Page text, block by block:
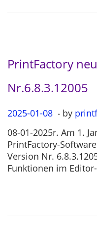
PrintFactory
Nr.6.8.3.12005
P
s
t
e
d
2025-01-08 2
2
5
-
0
. by
08-01-2025r. Am 1.
PrintFactory-
Version Nr.
Funktionen im